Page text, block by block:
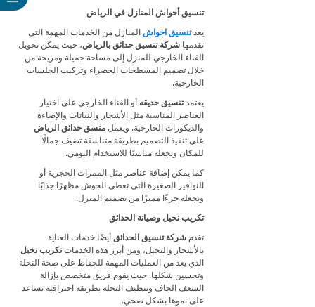
تنسيق أحواش المنازل في الرياض
يعد تنسيق احواش المنازل من الخدمات المهمة التي
تقدمها شركة تنسيق حدائق بالرياض، حيث يمكن تحويل
الفناء الخارجي للمنزل إلى مساحة جميلة ومريحة من
خلال تصميم المسطحات الخضراء وتركيب الجلسات
الخارجية.
يعتمدتنسيق حديقه أو الفناء الخارجي على اختيار
العناصر المناسبة مثل الأشجار والنباتات والإضاءة
والديكورات الخارجية. ويعمل منسق حدائق الرياض
على تنفيذ التصميم بطريقة متناسقة تضيف جمالًا
للمكان وتجعله مناسبًا للاستخدام اليومي.
كما يمكن إضافة عناصر مثل الممرات الحجرية أو
النوافير الصغيرة التي تعطي الحوش مظهرًا جذابًا
وتجعله جزءًا مميزًا من تصميم المنزل.
تكريب نخيل وصيانة الحدائق
تقدم شركة تنسيق الحدائق أيضًا خدمات العناية
بالأشجار والنخيل، ومن أبرز هذه الخدماتتكريب نخيل
الذي يعد من العمليات المهمة للحفاظ على صحة النخلة
وتحسين شكلها. حيث يقوم فريق متخصص بإزالة
السعف الجاف وتنظيف النخلة بطريقة احترافية تساعد
على نموها بشكل صحي.